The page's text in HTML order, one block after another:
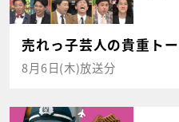
売れっ子芸人の貴重ト
8月6日(木)放送分